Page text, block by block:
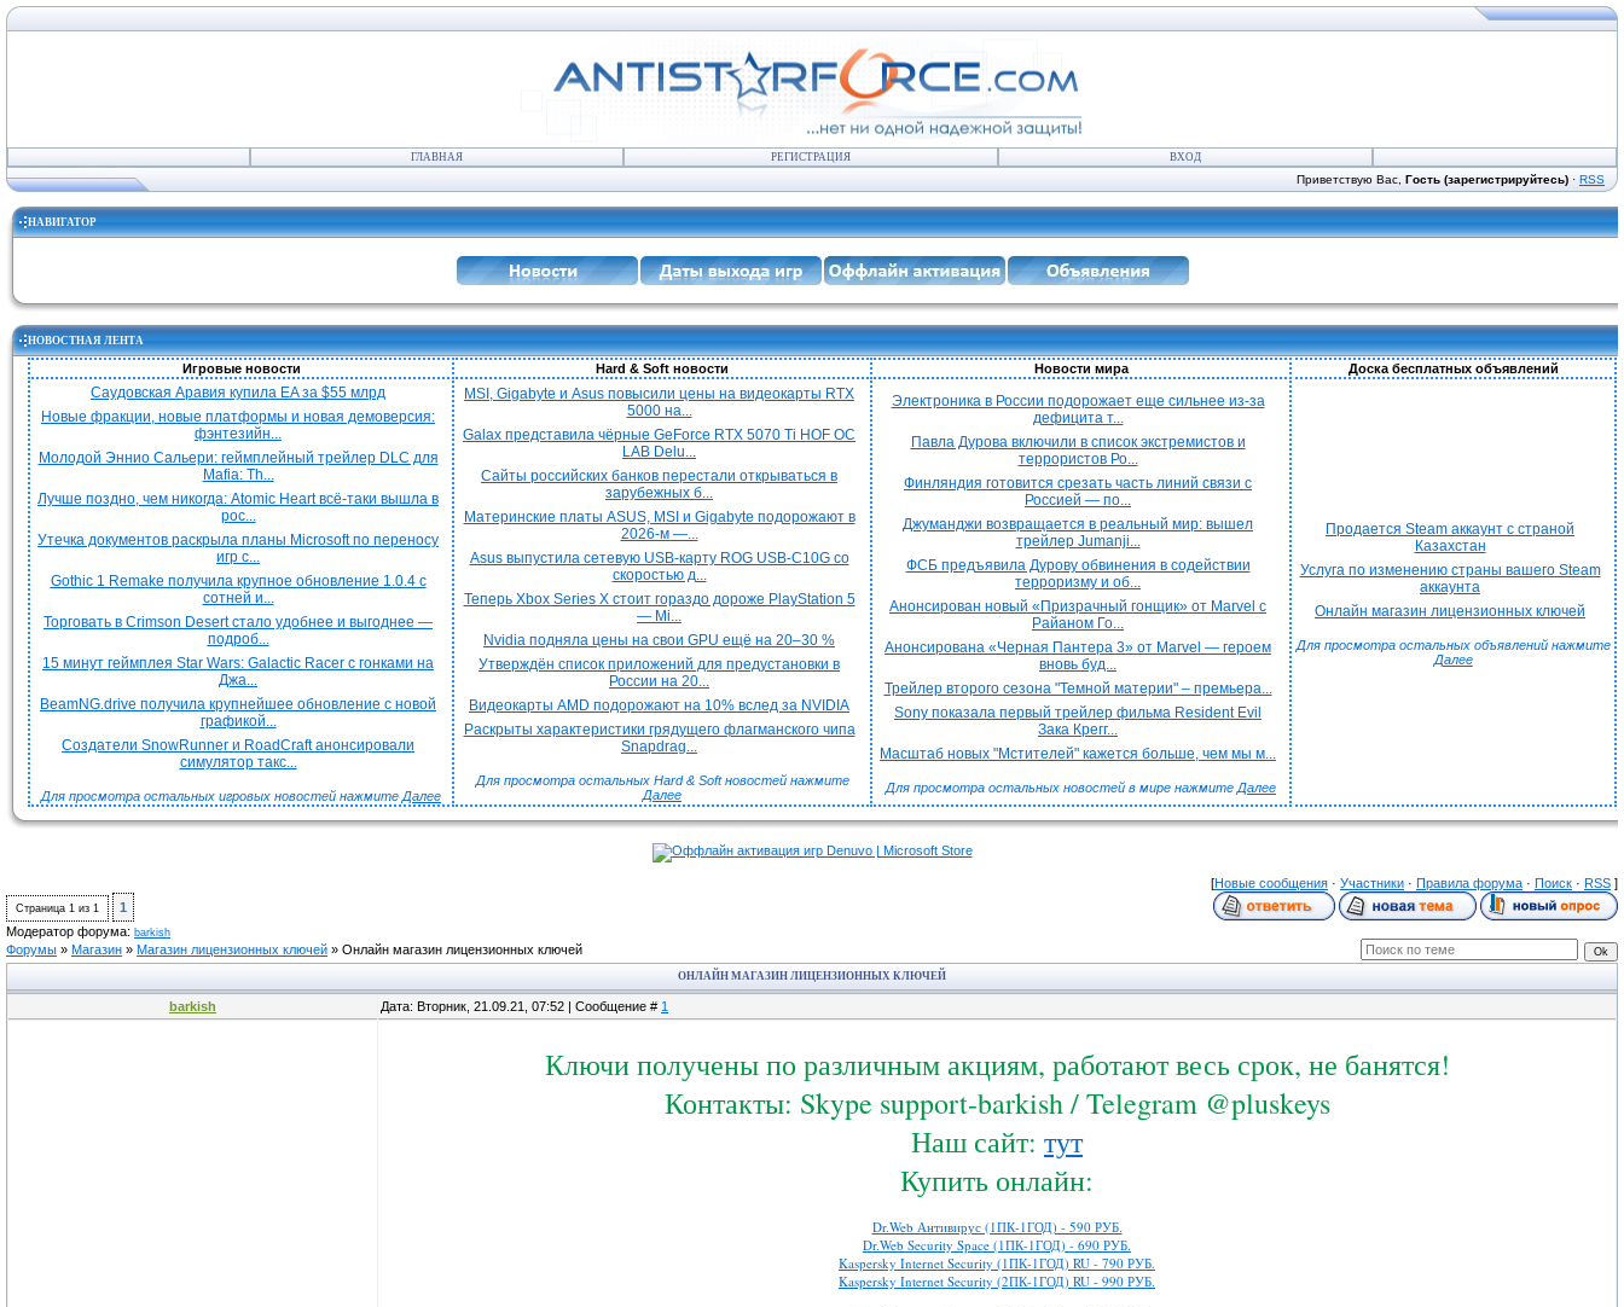
ГЛАВНАЯ РЕГИСТРАЦИЯ ВХОД
Приветствую Вас, Гость (зарегистрируйтесь) · RSS
НАВИГАТОР
НОВОСТНАЯ ЛЕНТА
Игровые новости Hard & Soft новости Новости мира Доска бесплатных объявлений
Саудовская Аравия купила EA за $55 млрд
Новые фракции, новые платформы и новая демоверсия:
фэнтезийн...
Молодой Эннио Сальери: геймплейный трейлер DLC для
Mafia: Th...
Лучше поздно, чем никогда: Atomic Heart всё-таки вышла в
рос...
Утечка документов раскрыла планы Microsoft по переносу
игр с...
Gothic 1 Remake получила крупное обновление 1.0.4 с
сотней и...
Торговать в Crimson Desert стало удобнее и выгоднее —
подроб...
15 минут геймплея Star Wars: Galactic Racer с гонками на
Джа...
BeamNG.drive получила крупнейшее обновление с новой
графикой...
Создатели SnowRunner и RoadCraft анонсировали
симулятор такс...
Для просмотра остальных игровых новостей нажмите Далее
MSI, Gigabyte и Asus повысили цены на видеокарты RTX
5000 на...
Galax представила чёрные GeForce RTX 5070 Ti HOF OC
LAB Delu...
Сайты российских банков перестали открываться в
зарубежных б...
Материнские платы ASUS, MSI и Gigabyte подорожают в
2026-м —...
Asus выпустила сетевую USB-карту ROG USB-C10G со
скоростью д...
Теперь Xbox Series X стоит гораздо дороже PlayStation 5
— Mi...
Nvidia подняла цены на свои GPU ещё на 20–30 %
Утверждён список приложений для предустановки в
России на 20...
Видеокарты AMD подорожают на 10% вслед за NVIDIA
Раскрыты характеристики грядущего флагманского чипа
Snapdrag...
Для просмотра остальных Hard & Soft новостей нажмите
Далее
Электроника в России подорожает еще сильнее из-за
дефицита т...
Павла Дурова включили в список экстремистов и
террористов Ро...
Финляндия готовится срезать часть линий связи с
Россией — по...
Джуманджи возвращается в реальный мир: вышел
трейлер Jumanji...
ФСБ предъявила Дурову обвинения в содействии
терроризму и об...
Анонсирован новый «Призрачный гонщик» от Marvel с
Райаном Го...
Анонсирована «Черная Пантера 3» от Marvel — героем
вновь буд...
Трейлер второго сезона "Темной материи" – премьера...
Sony показала первый трейлер фильма Resident Evil
Зака Крегг...
Масштаб новых "Мстителей" кажется больше, чем мы м...
Для просмотра остальных новостей в мире нажмите Далее
Продается Steam аккаунт с страной
Казахстан
Услуга по изменению страны вашего Steam
аккаунта
Онлайн магазин лицензионных ключей
Для просмотра остальных объявлений нажмите
Далее
[Новые сообщения · Участники · Правила форума · Поиск · RSS ]
Страница 1 из 1
1
Модератор форума: barkish
Форумы » Магазин » Магазин лицензионных ключей » Онлайн магазин лицензионных ключей
ОНЛАЙН МАГАЗИН ЛИЦЕНЗИОННЫХ КЛЮЧЕЙ
barkish Дата: Вторник, 21.09.21, 07:52 | Сообщение # 1
Ключи получены по различным акциям, работают весь срок, не банятся!
Контакты: Skype support-barkish / Telegram @pluskeys
Наш сайт: тут
Купить онлайн:
Dr.Web Антивирус (1ПК-1ГОД) - 590 РУБ.
Dr.Web Security Space (1ПК-1ГОД) - 690 РУБ.
Kaspersky Internet Security (1ПК-1ГОД) RU - 790 РУБ.
Kaspersky Internet Security (2ПК-1ГОД) RU - 990 РУБ.